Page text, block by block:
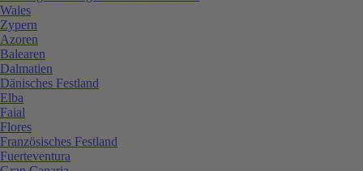
Wales
Zypern
Azoren
Balearen
Dalmatien
Dänisches Festland
Elba
Faial
Flores
Französisches Festland
Fuerteventura